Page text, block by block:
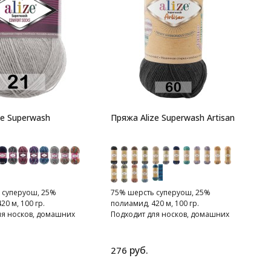
Superwash
25%
м, 100 гр.
носков, домашних
Пряжа Alize Superwash Artisan
75% шерсть суперуош, 25%
полиамид, 420 м, 100 гр.
Подходит для носков, домашних
276 руб.